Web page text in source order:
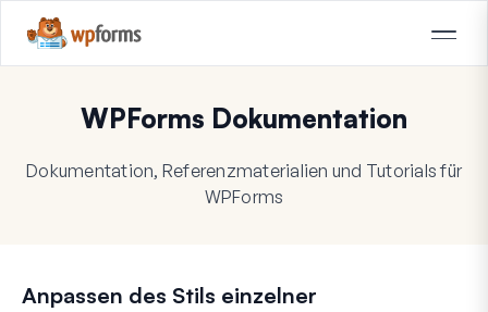
WPForms Dokumentation
Dokumentation, Referenzmaterialien und Tutorials für
WPForms
Anpassen des Stils einzelner